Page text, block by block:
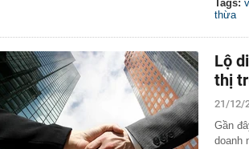
Tags:
thừa
Lộ
thị
21/12/
Gần
doanh